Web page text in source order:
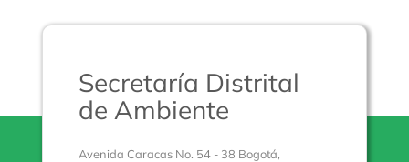
Secretaría Distrital
de Ambiente
Avenida Caracas No. 54 - 38 Bogotá,